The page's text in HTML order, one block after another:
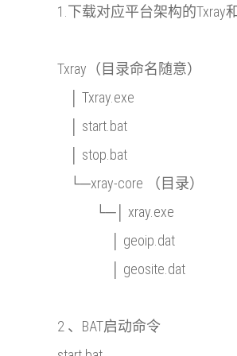
1.下载对应平台架构的Txray
Txray（目录命名随意）
│ Txray.exe
│ start.bat
│ stop.bat
└─xray-core （目录）
└─│ xray.exe
│ geoip.dat
│ geosite.dat
2 、BAT启动命令